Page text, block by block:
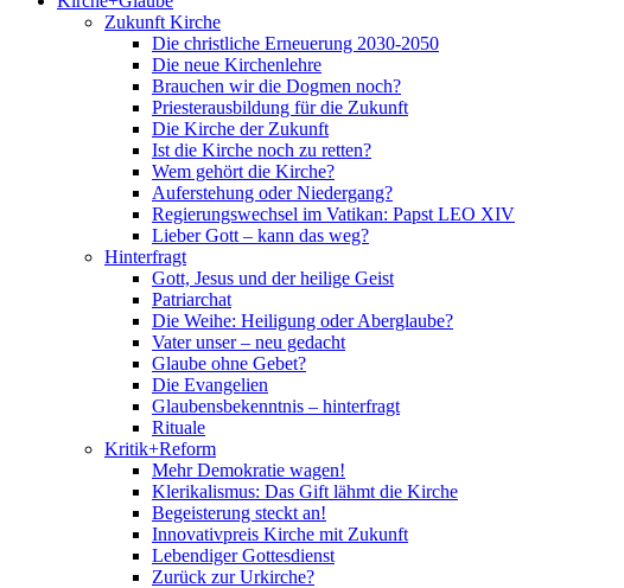
Zukunft Kirche
Die christliche Erneuerung 2030-2050
Die neue Kirchenlehre
Brauchen wir die Dogmen noch?
Priesterausbildung für die Zukunft
Die Kirche der Zukunft
Ist die Kirche noch zu retten?
Wem gehört die Kirche?
Auferstehung oder Niedergang?
Regierungswechsel im Vatikan: Papst LEO XIV
Lieber Gott – kann das weg?
Hinterfragt
Gott, Jesus und der heilige Geist
Patriarchat
Die Weihe: Heiligung oder Aberglaube?
Vater unser – neu gedacht
Glaube ohne Gebet?
Die Evangelien
Glaubensbekenntnis – hinterfragt
Rituale
Kritik+Reform
Mehr Demokratie wagen!
Klerikalismus: Das Gift lähmt die Kirche
Begeisterung steckt an!
Innovativpreis Kirche mit Zukunft
Lebendiger Gottesdienst
Zurück zur Urkirche?